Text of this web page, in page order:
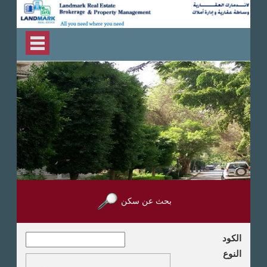
بحث عن سكن
الكود
النوع